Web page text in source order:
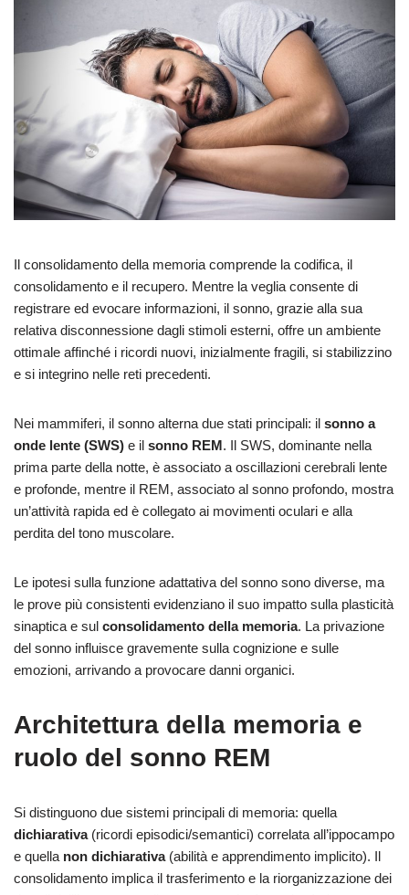
Il consolidamento della memoria comprende la codifica, il
consolidamento e il recupero. Mentre la veglia consente di
registrare ed evocare informazioni, il sonno, grazie alla sua
relativa disconnessione dagli stimoli esterni, offre un ambiente
ottimale affinché i ricordi nuovi, inizialmente fragili, si stabilizzino
e si integrino nelle reti precedenti.
Nei mammiferi, il sonno alterna due stati principali: il sonno a
onde lente (SWS) e il sonno REM. Il SWS, dominante nella
prima parte della notte, è associato a oscillazioni cerebrali lente
e profonde, mentre il REM, associato al sonno profondo, mostra
un’attività rapida ed è collegato ai movimenti oculari e alla
perdita del tono muscolare.
Le ipotesi sulla funzione adattativa del sonno sono diverse, ma
le prove più consistenti evidenziano il suo impatto sulla plasticità
sinaptica e sul consolidamento della memoria. La privazione
del sonno influisce gravemente sulla cognizione e sulle
emozioni, arrivando a provocare danni organici.
Architettura della memoria e
ruolo del sonno REM
Si distinguono due sistemi principali di memoria: quella
dichiarativa(ricordi episodici/semantici) correlata all’ippocampo
e quella non dichiarativa(abilità e apprendimento implicito). Il
consolidamento implica il trasferimento e la riorganizzazione dei